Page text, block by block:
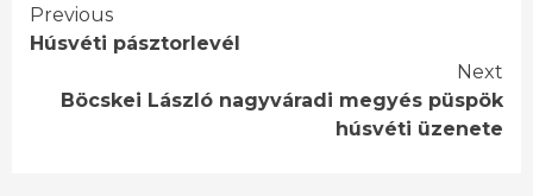
Continue
Previous
Húsvéti pásztorlevél
Next
Böcskei László nagyváradi megyés püspök
húsvéti üzenete